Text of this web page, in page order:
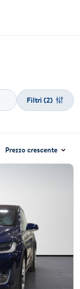
Filtri (2)
Prezzo crescente